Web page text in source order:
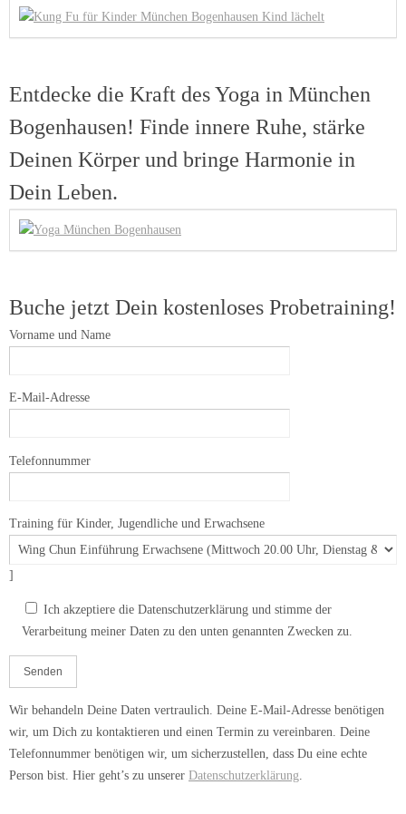
Entdecke die Kraft des Yoga in München
Bogenhausen! Finde innere Ruhe, stärke
Deinen Körper und bringe Harmonie in
Dein Leben.
Buche jetzt Dein kostenloses Probetraining!
Vorname und Name
E-Mail-Adresse
Telefonnummer
Training für Kinder, Jugendliche und Erwachsene
]
Ich akzeptiere die Datenschutzerklärung und stimme der
Verarbeitung meiner Daten zu den unten genannten Zwecken zu.
Wir behandeln Deine Daten vertraulich. Deine E-Mail-Adresse benötigen
wir, um Dich zu kontaktieren und einen Termin zu vereinbaren. Deine
Telefonnummer benötigen wir, um sicherzustellen, dass Du eine echte
Person bist. Hier geht’s zu unserer Datenschutzerklärung.